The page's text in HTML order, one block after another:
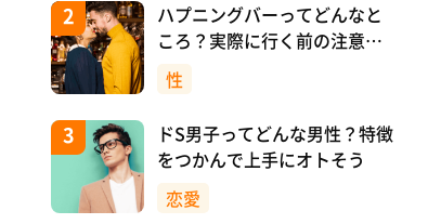
ハプニングバーってどんなと
ころ？実際に行く前の注意や
マナーについて！
性
ドS男子ってどんな男性？特徴
をつかんで上手にオトそう
恋愛